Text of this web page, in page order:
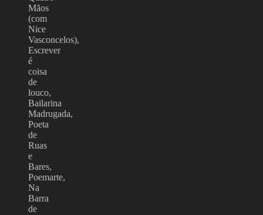
Mãos
(com
Nice
Vasconcelos),
Escrever
é
coisa
de
louco,
Bailarina
Madrugada,
Poeta
de
Ruas
e
Bares,
Poemarte,
Na
Barra
de